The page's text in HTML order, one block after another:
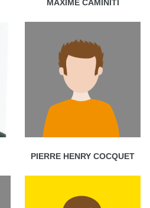
MAXIME CAMINITI
PIERRE HENRY COCQUET